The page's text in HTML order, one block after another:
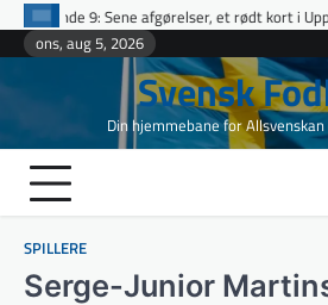
Skip
et rødt kort i Uppsala og fuldt hus til
ons, aug 5, 2026
Svensk
Din hjemmebane for
SPILLERE
Serge-Junior